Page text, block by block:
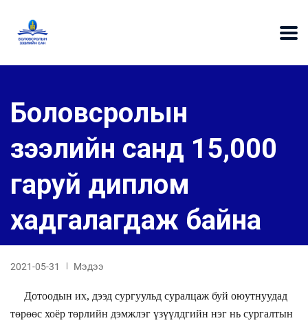
Боловсролын
зээлийн санд 15,000
гаруй диплом
хадгалагдаж байна
2021-05-31 Мэдээ
Дотоодын их, дээд сургуульд суралцаж буй оюутнуудад
төрөөс хоёр төрлийн дэмжлэг үзүүлдгийн нэг нь сургалтын